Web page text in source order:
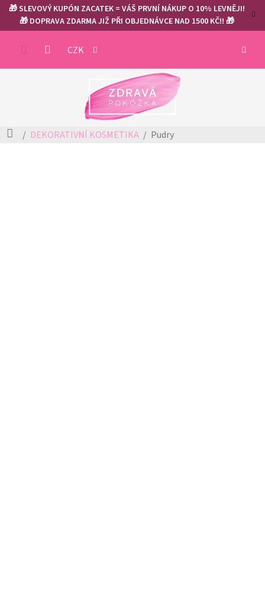
Přejít
obsah
🎁 SLEVOVÝ KUPÓN ZACATEK = VÁŠ PRVNÍ NÁKUP O 10% LEVNĚJI!
🎁 DOPRAVA ZDARMA JIŽ PŘI OBJEDNÁVCE NAD 1500 KČ!! 🎁
CZK
Domů
DEKORATIVNÍ KOSMETIKA Pudry